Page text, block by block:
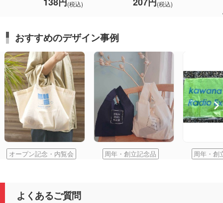
(税込) (税込)
おすすめのデザイン事例
オープン記念・内覧会 周年・創立記念品 周年・創
よくあるご質問